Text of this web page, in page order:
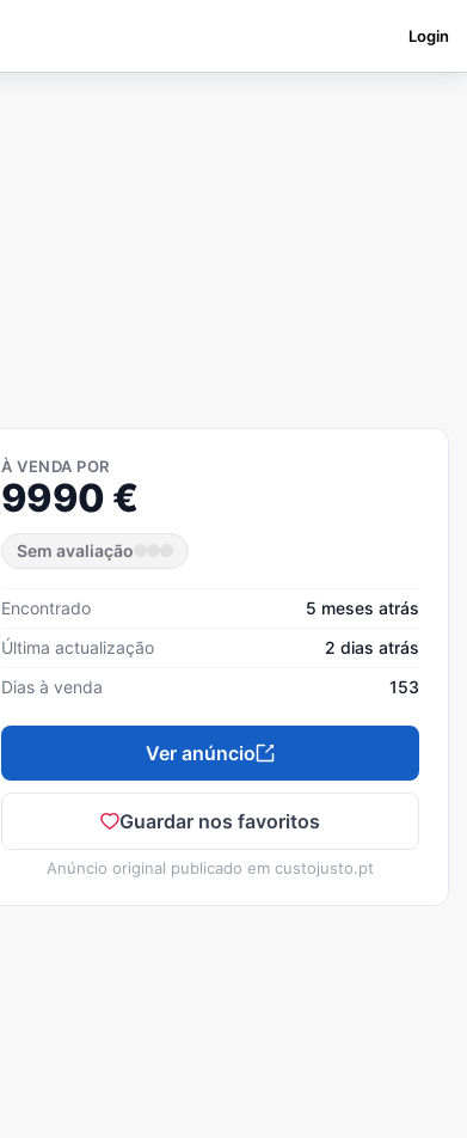
Login
À VENDA POR
9990 €
Sem avaliação
Encontrado
5 meses atrás
Última actualização
2 dias atrás
Dias à venda
153
Ver anúncio
Guardar nos favoritos
Anúncio original publicado em custojusto.pt